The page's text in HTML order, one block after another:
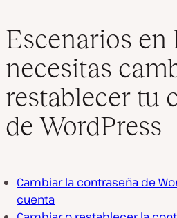
Escenarios en
necesitas
restablecer tu
de WordPress
Cambiar la contraseña de
cuenta